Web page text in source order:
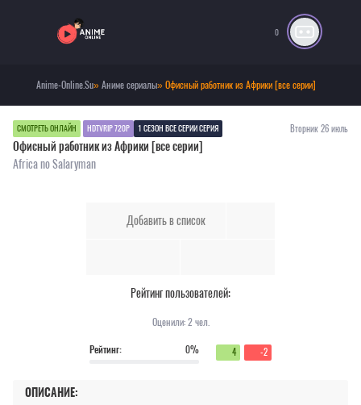
0
Anime-Online.Su»Аниме сериалы» Офисный работник из Африки [все серии]
СМОТРЕТЬ ОНЛАЙН HDTVRIP 720P 1 СЕЗОН ВСЕ СЕРИИ СЕРИЯ Вторник 26 июль
Офисный работник из Африки [все серии]
Africa no Salaryman
Добавить в список
Рейтинг пользователей:
Оценили:2чел.
Рейтинг:
0% 4 -2
ОПИСАНИЕ: